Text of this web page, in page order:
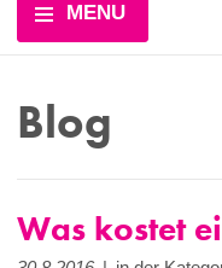
MENU
Blog
Was kostet